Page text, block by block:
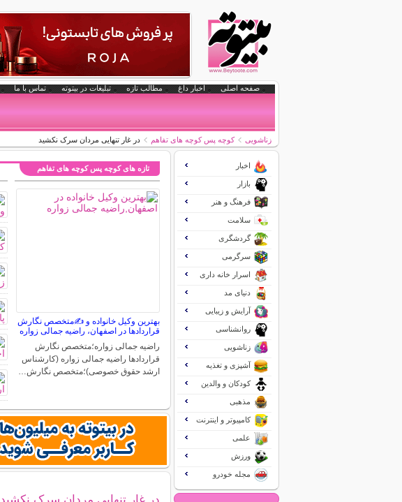
صفحه اصلی اخبار داغ مطالب تازه تبلیغات در بیتوته تماس با ما
زناشویی کوچه پس کوچه های تفاهم در غار تنهایی مردان سرک نکشید
تازه های کوچه پس کوچه های تفاهم
بهترین وکیل خانواده و ✍️متخصص نگارش
قراردادها در اصفهان، راضیه جمالی زواره
راضیه جمالی زواره؛متخصص نگارش
قراردادها راضیه جمالی زواره (کارشناس
ارشد حقوق خصوصی)؛متخصص نگارش…
در غار تنهایی مردان سرک نکشید
اخبار
بازار
فرهنگ و هنر
سلامت
گردشگری
سرگرمی
اسرار خانه داری
دنیای مد
آرایش و زیبایی
روانشناسی
زناشویی
آشپزی و تغذیه
کودکان و والدین
مذهبی
کامپیوتر و اینترنت
علمی
ورزش
مجله خودرو